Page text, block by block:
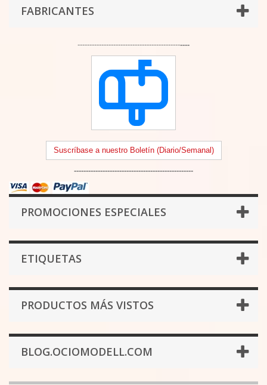
FABRICANTES
-----------------------------------------------
Suscríbase a nuestro Boletín (Diario/Semanal)
--------------------------------------------------
PROMOCIONES ESPECIALES
ETIQUETAS
PRODUCTOS MÁS VISTOS
BLOG.OCIOMODELL.COM